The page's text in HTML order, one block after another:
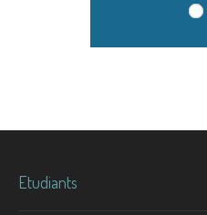
Etudiants